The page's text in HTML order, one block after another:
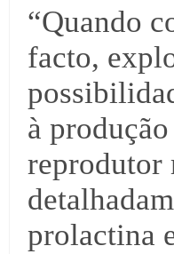
“Quando
facto,
à
reprodutor
prolactina